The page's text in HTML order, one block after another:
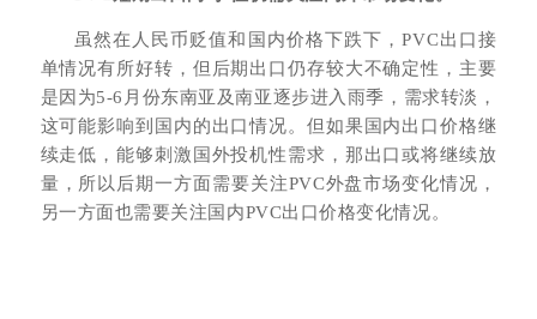
虽然在人民币贬值和国内价格下跌下，PVC出口接
单情况有所好转，但后期出口仍存较大不确定性，主要
是因为5-6月份东南亚及南亚逐步进入雨季，需求转淡，
这可能影响到国内的出口情况。但如果国内出口价格继
续走低，能够刺激国外投机性需求，那出口或将继续放
量，所以后期一方面需要关注PVC外盘市场变化情况，
另一方面也需要关注国内PVC出口价格变化情况。